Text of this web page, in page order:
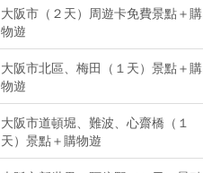
大阪市（２天）周遊卡免費景點＋購
物遊
大阪市北區、梅田（１天）景點＋購
物遊
大阪市道頓堀、難波、心齋橋（１
天）景點＋購物遊